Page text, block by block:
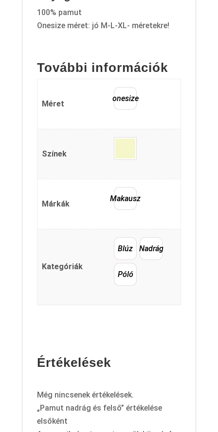
100% pamut
Onesize méret: jó M-L-XL- méretekre!
További információk
Méret
onesize
Színek
Márkák
Makausz
Kategóriák
Blúz Nadrág
Póló
Értékelések
Még nincsenek értékelések.
„Pamut nadrág és felső” értékelése
elsőként